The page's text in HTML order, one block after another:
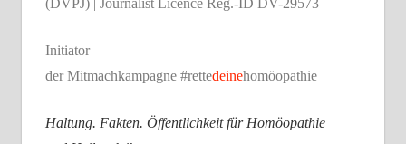
Initiator
der Mitmachkampagne #rettedeinehomöopathie
Haltung. Fakten. Öffentlichkeit für Homöopathie